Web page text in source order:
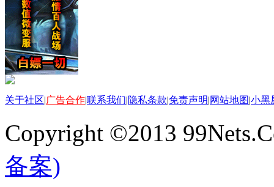
关于社区|广告合作|联系我们|隐私条款|免责声明|网站地图|小黑
Copyright ©2013
备案)